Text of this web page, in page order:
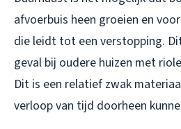
afvoerbuis heen groeien en
die leidt tot een verstopping.
geval bij oudere huizen met
Dit is een relatief zwak
verloop van tijd doorheen